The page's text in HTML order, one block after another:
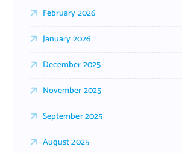
February 2026
January 2026
December 2025
November 2025
September 2025
August 2025